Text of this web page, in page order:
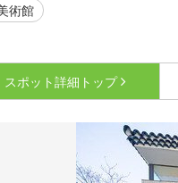
術館
スポット詳細 トップ